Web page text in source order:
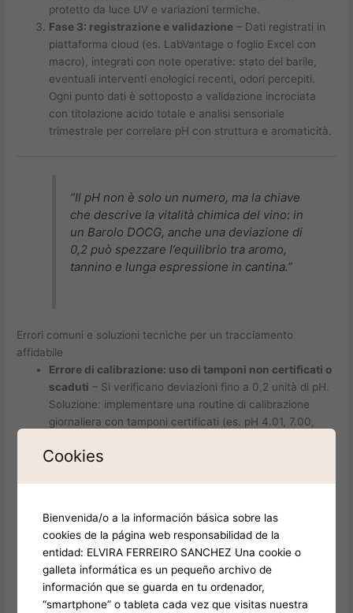
protetto da luce UV e variazioni termiche.
Fase 3: registrazione e validazione – Dati registrati in
piattaforma cloud (es. LabVantage o foglio Excel con
macro), integrati con note operative: stato del barile,
eventuali interventi enologici recenti, odori percepiti.
Ogni punto dati è sottoposto a validazione incrociata
con titolazione acido totale e analisi sensoriale
trimestrale per correlare pH con struttura e aromaticità.
“Il pH non è solo un numero, ma la chiave
che descrive la vitalità chimica del vino: in
un Barolo DOCG, anche una deviazione di
0,2 può spezzare l’equilibrio tra aromo,
tannino e lunga espressione in cantina.”
Errori comuni e soluzioni tecniche per un tracciamento
affidabile
Errore di calibrazione: uso di tamponi non certificati o
scaduti – Si verificano deviazioni fino a 0,2 unità di pH.
Soluzione: implementare una routine di calibrazione
giornaliera con tamponi certificati (es. pH 4.01, 7.00,
digitale. Evitare tamponi non tracciabili o di produzione
elettrochimica. Pulizia quotidiana con soluzione di cloro
diluito (50 ppm) e risciacquo accurato con acqua
distillata. Prevenire il contatto con sostanze fenoliche
residue.
Fluttuazioni termiche: misurazioni in ambiente non
Cookies
Bienvenida/o a la información básica sobre las
cookies de la página web responsabilidad de la
entidad: ELVIRA FERREIRO SANCHEZ Una cookie o
galleta informática es un pequeño archivo de
información que se guarda en tu ordenador,
“smartphone” o tableta cada vez que visitas nuestra